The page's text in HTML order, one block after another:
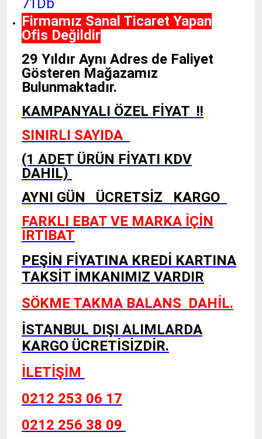
71Db
Firmamız Sanal Ticaret Yapan
Ofis Değildir
29 Yıldır Aynı Adres de Faliyet
Gösteren Mağazamız
Bulunmaktadır.
KAMPANYALI ÖZEL FİYAT !!
SINIRLI SAYIDA
(1 ADET ÜRÜN FİYATI KDV
DAHİL)
AYNI GÜN ÜCRETSİZ KARGO
FARKLI EBAT VE MARKA İÇİN
İRTİBAT
PEŞİN FİYATINA KREDİ KARTINA
TAKSİT İMKANIMIZ VARDIR
SÖKME TAKMA BALANS DAHİL.
İSTANBUL DIŞI ALIMLARDA
KARGO ÜCRETİSİZDİR.
İLETİŞİM
0212 253 06 17
0212 256 38 09